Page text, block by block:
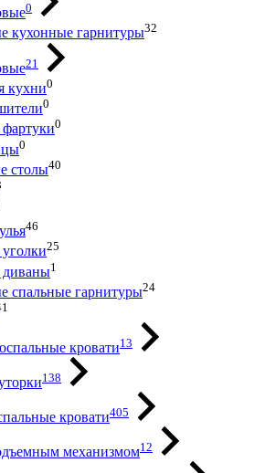
0
кухонные гарнитуры32
21
кухни0
0
0
0
столы40
46
25
1
спальные гарнитуры24
кровати13
138
кровати405
механизмом12